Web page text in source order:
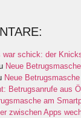
war schick: der
Neue
Neue
Betrugsanrufe aus
am
zwischen Apps